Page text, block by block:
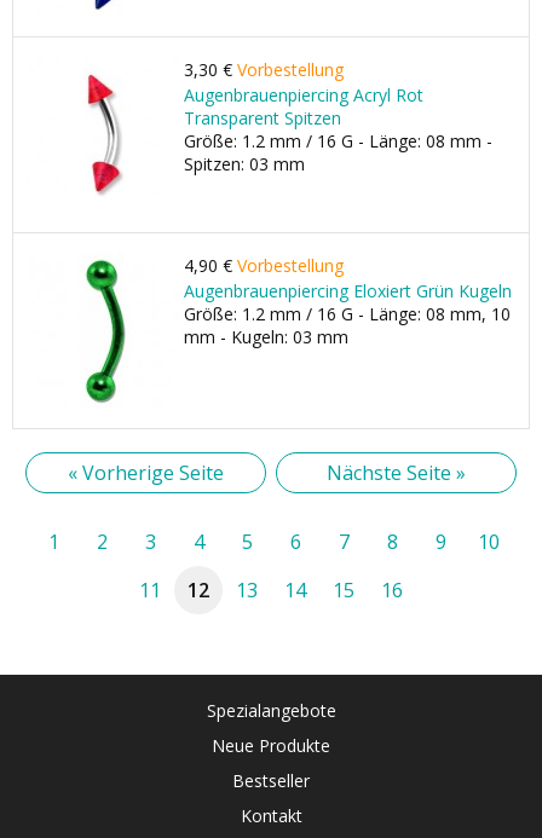
3,30 € Vorbestellung
Augenbrauenpiercing Acryl Rot
Transparent Spitzen
Größe: 1.2 mm / 16 G - Länge: 08 mm -
Spitzen: 03 mm
4,90 € Vorbestellung
Augenbrauenpiercing Eloxiert Grün Kugeln
Größe: 1.2 mm / 16 G - Länge: 08 mm, 10
mm - Kugeln: 03 mm
« Vorherige Seite Nächste Seite »
1 2 3 4 5 6 7 8 9
10
11
12 13 14 15 16
Spezialangebote
Neue Produkte
Bestseller
Kontakt